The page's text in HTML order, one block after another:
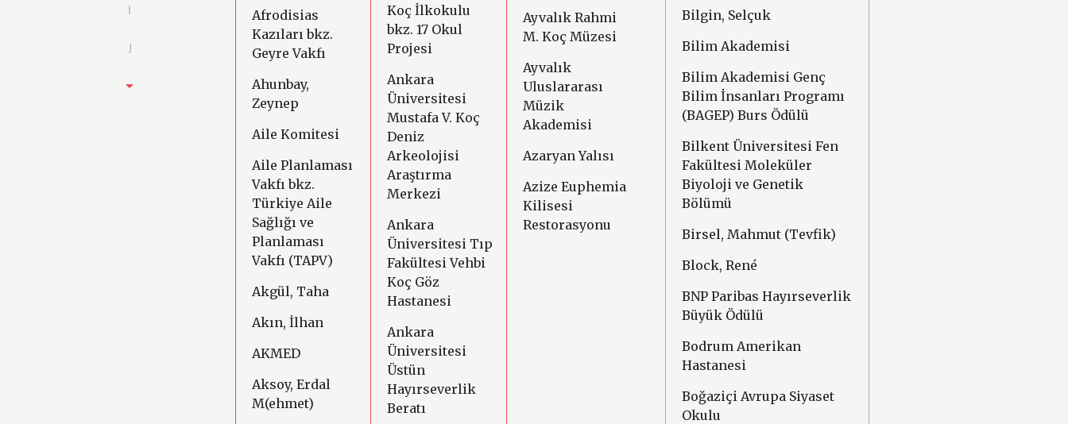
K
Afrodisias
Kazıları bkz.
Geyre Vakfı
Ahunbay,
Zeynep
Aile Komitesi
Aile Planlaması
Vakfı bkz.
Türkiye Aile
Sağlığı ve
Planlaması
Vakfı (TAPV)
Akgül, Taha
Akın, İlhan
AKMED
Aksoy, Erdal
M(ehmet)
Koç İlkokulu
bkz. 17 Okul
Projesi
Ankara
Üniversitesi
Mustafa V. Koç
Deniz
Arkeolojisi
Araştırma
Merkezi
Ankara
Üniversitesi Tıp
Fakültesi Vehbi
Koç Göz
Hastanesi
Ankara
Üniversitesi
Üstün
Hayırseverlik
Beratı
Ayvalık Rahmi
M. Koç Müzesi
Ayvalık
Uluslararası
Müzik
Akademisi
Azaryan Yalısı
Azize Euphemia
Kilisesi
Restorasyonu
Bilgin, Selçuk
Bilim Akademisi
Bilim Akademisi Genç
Bilim İnsanları Programı
(BAGEP) Burs Ödülü
Bilkent Üniversitesi Fen
Fakültesi Moleküler
Biyoloji ve Genetik
Bölümü
Birsel, Mahmut (Tevfik)
Block, René
BNP Paribas Hayırseverlik
Büyük Ödülü
Bodrum Amerikan
Hastanesi
Boğaziçi Avrupa Siyaset
Okulu